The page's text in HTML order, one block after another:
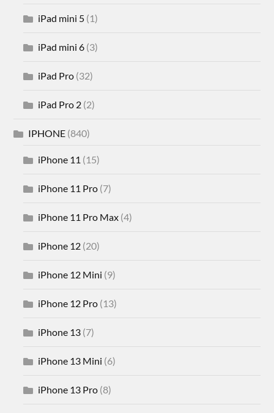
iPad mini 5 (1)
iPad mini 6 (3)
iPad Pro (32)
iPad Pro 2 (2)
IPHONE (840)
iPhone 11 (15)
iPhone 11 Pro (7)
iPhone 11 Pro Max (4)
iPhone 12 (20)
iPhone 12 Mini (9)
iPhone 12 Pro (13)
iPhone 13 (7)
iPhone 13 Mini (6)
iPhone 13 Pro (8)